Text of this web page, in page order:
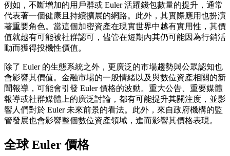
例如，不斷增加的用戶群或 Euler 活躍錢包數量的提升，通常
代表著一個健康且持續擴展的網路。此外，其實際應用也扮演
著重要角色。當這個加密資產在現實世界中越有實用性，其價
值就越有可能被社群認可，儘管在短期內其仍可能因為行銷活
動而獲得投機性價值。
除了 Euler 的生態系統之外，更廣泛的市場趨勢與公眾認知也
會影響其價值。金融市場的一般情緒以及與數位資產相關的新
聞報導，可能會引發 Euler 價格的波動。重大公告、重要媒體
報導或社群媒體上的廣泛討論，都有可能提升其關注度，並影
響人們對於 Euler 未來前景的看法。此外，來自政府機構的監
管發展也會影響整個數位資產領域，進而影響其價格表現。
全球 Euler 價格